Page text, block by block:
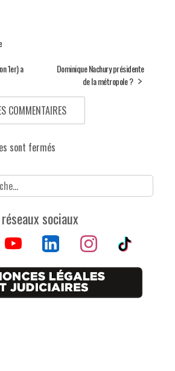
1er) a
Dominique Nachury présidente
de la métropole ?
COMMENTAIRES
sont fermés
réseaux sociaux